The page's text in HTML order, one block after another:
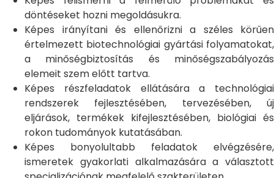
döntéseket hozni megoldásukra.
Képes irányítani és ellenőrizni a széles körűen
értelmezett biotechnológiai gyártási folyamatokat,
a minőségbiztosítás és minőségszabályozás
elemeit szem előtt tartva.
Képes részfeladatok ellátására a technológiai
rendszerek fejlesztésében, tervezésében, új
eljárások, termékek kifejlesztésében, biológiai és
rokon tudományok kutatásában.
Képes bonyolultabb feladatok elvégzésére,
ismeretek gyakorlati alkalmazására a választott